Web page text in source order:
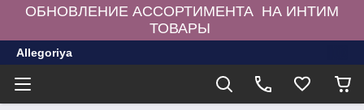
ОБНОВЛЕНИЕ АССОРТИМЕНТА НА ИНТИМ
ТОВАРЫ
Allegoriya